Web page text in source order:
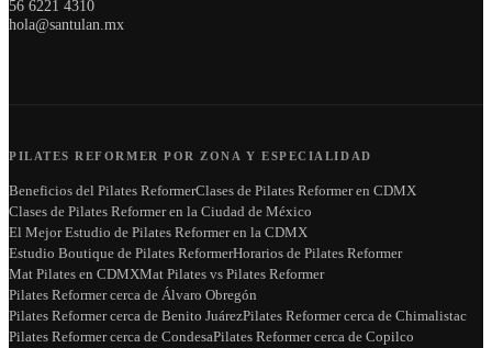
56 6221 4310
hola@santulan.mx
PILATES REFORMER POR ZONA Y ESPECIALIDAD
Beneficios del Pilates ReformerClases de Pilates Reformer en CDMX
Clases de Pilates Reformer en la Ciudad de México
El Mejor Estudio de Pilates Reformer en la CDMX
Estudio Boutique de Pilates ReformerHorarios de Pilates Reformer
Mat Pilates en CDMXMat Pilates vs Pilates Reformer
Pilates Reformer cerca de Álvaro Obregón
Pilates Reformer cerca de Benito JuárezPilates Reformer cerca de Chimalistac
Pilates Reformer cerca de CondesaPilates Reformer cerca de Copilco